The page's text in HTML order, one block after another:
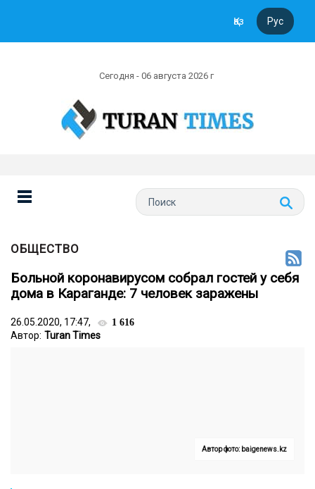
Қаз Рус
Сегодня - 06 августа 2026 г
ОБЩЕСТВО
Больной коронавирусом собрал гостей у себя
дома в Караганде: 7 человек заражены
26.05.2020, 17:47, 1 616
Автор: Turan Times
Автор фото: baigenews.kz